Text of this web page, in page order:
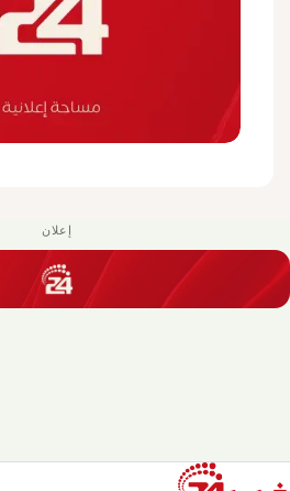
إعلان